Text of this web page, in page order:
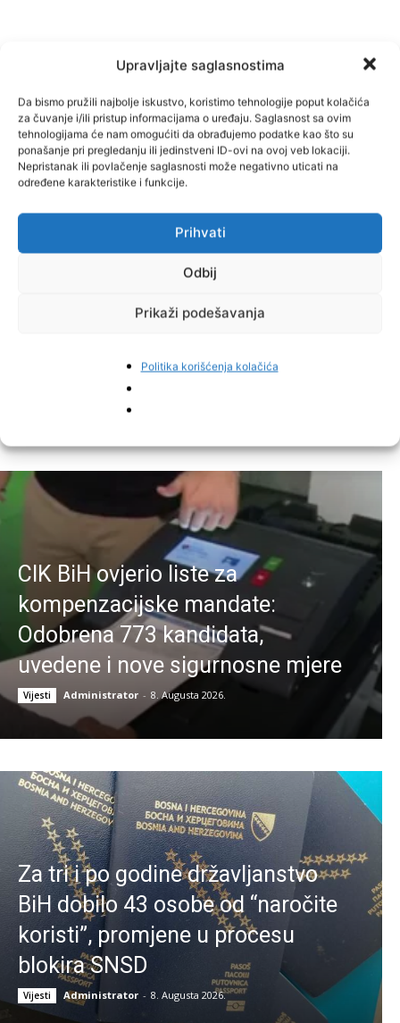
Upravljajte saglasnostima
Da bismo pružili najbolje iskustvo, koristimo tehnologije poput kolačića
za čuvanje i/ili pristup informacijama o uređaju. Saglasnost sa ovim
tehnologijama će nam omogućiti da obrađujemo podatke kao što su
ponašanje pri pregledanju ili jedinstveni ID-ovi na ovoj veb lokaciji.
Nepristanak ili povlačenje saglasnosti može negativno uticati na
određene karakteristike i funkcije.
Prihvati
Odbij
Prikaži podešavanja
Politika korišćenja kolačića
CIK BiH ovjerio liste za
kompenzacijske mandate:
Odobrena 773 kandidata,
uvedene i nove sigurnosne mjere
Vijesti Administrator - 8. Augusta 2026.
Za tri i po godine državljanstvo
BiH dobilo 43 osobe od “naročite
koristi”, promjene u procesu
blokira SNSD
Vijesti Administrator - 8. Augusta 2026.